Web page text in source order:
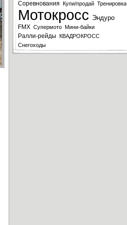
Соревнования Купи/продай Тренировка
Мотокросс Эндуро
FMX Супермото Мини-байки
Ралли-рейды КВАДРОКРОСС
Снегоходы